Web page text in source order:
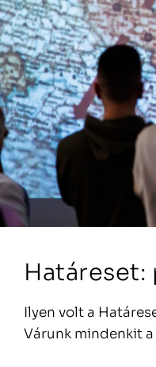
Határeset:
Ilyen volt a
Várunk mindenkit